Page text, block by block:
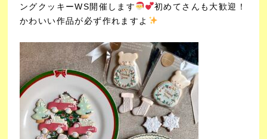
ングクッキーWS開催します 初めてさんも大歓迎！
かわいい作品が必ず作れますよ